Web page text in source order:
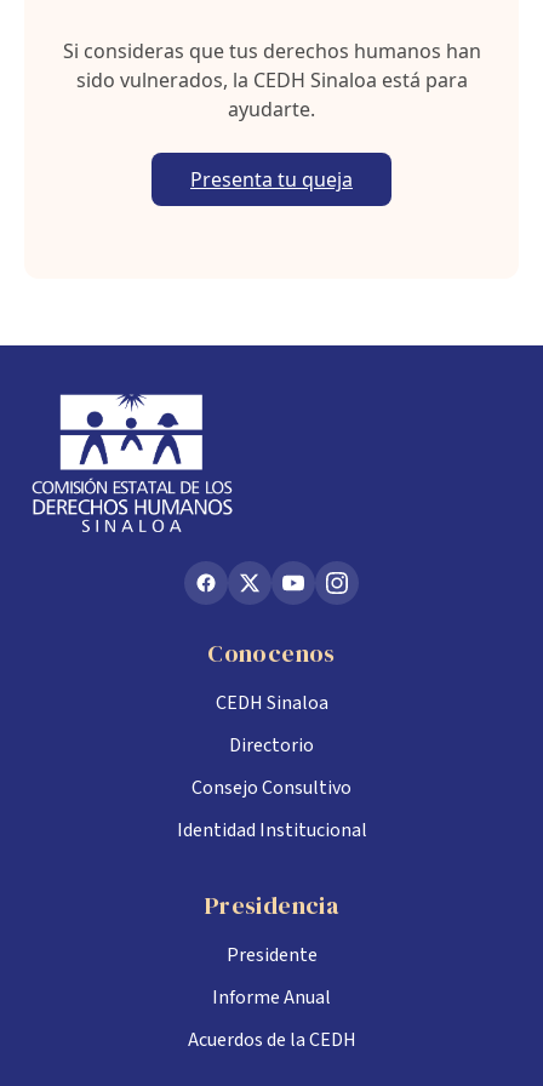
Si consideras que tus derechos humanos han
sido vulnerados, la CEDH Sinaloa está para
ayudarte.
Presenta tu queja
Conocenos
CEDH Sinaloa
Directorio
Consejo Consultivo
Identidad Institucional
Presidencia
Presidente
Informe Anual
Acuerdos de la CEDH